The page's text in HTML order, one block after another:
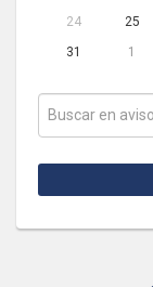
24
25
31
1